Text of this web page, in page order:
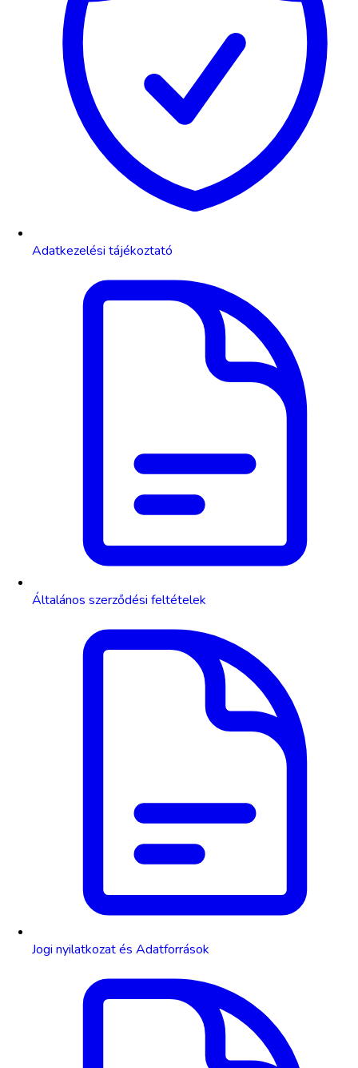
Adatkezelési tájékoztató
Általános szerződési feltételek
Jogi nyilatkozat és Adatforrások